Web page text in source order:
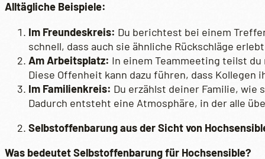
Alltägliche Beispiele:
Im Freundeskreis: Du berichtest bei einem
schnell, dass auch sie ähnliche Rückschläge
Am Arbeitsplatz: In einem Teammeeting teilst
Diese Offenheit kann dazu führen, dass
Im Familienkreis: Du erzählst deiner Familie,
Dadurch entsteht eine Atmosphäre, in der alle
Selbstoffenbarung aus der Sicht von
Was bedeutet Selbstoffenbarung für Hochsensible?